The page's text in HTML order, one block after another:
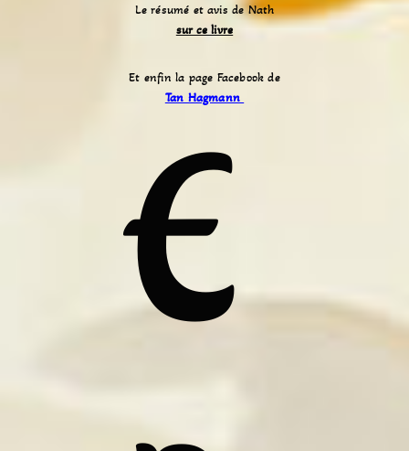
Le résumé et avis de Nath
sur ce livre
Et enfin la page Facebook de
Tan Hagmann
E